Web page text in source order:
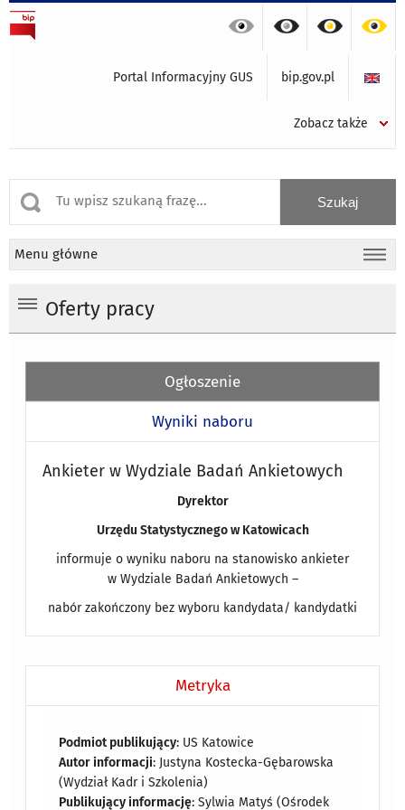
Portal Informacyjny GUS bip.gov.pl
Zobacz także
Menu główne
Oferty pracy
Ogłoszenie
Wyniki naboru
Ankieter w Wydziale Badań Ankietowych
Dyrektor
Urzędu Statystycznego w Katowicach
informuje o wyniku naboru na stanowisko ankieter
w Wydziale Badań Ankietowych –
nabór zakończony bez wyboru kandydata/ kandydatki
Metryka
Podmiot publikujący: US Katowice
Autor informacji: Justyna Kostecka-Gębarowska
(Wydział Kadr i Szkolenia)
Publikujący informację: Sylwia Matyś (Ośrodek